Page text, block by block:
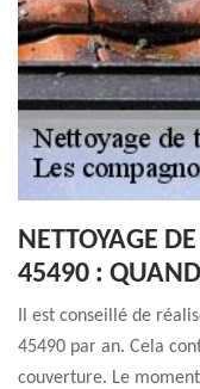
NETTOYAGE
45490 : QUAND
Il est conseillé de
45490 par an. Cela
couverture. Le